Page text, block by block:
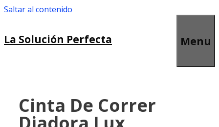
Saltar al contenido
La Solución Perfecta Menu
Cinta De Correr